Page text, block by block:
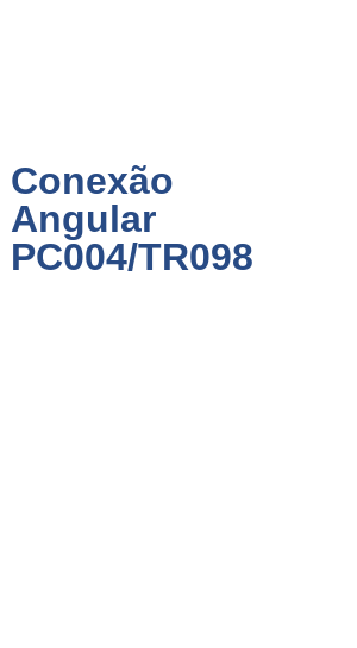
Conexão
Angular
PC004/TR098